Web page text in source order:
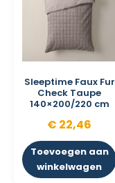
Sleeptime Faux Fur
Check Taupe
140×200/220 cm
€ 22,46
Toevoegen aan
winkelwagen